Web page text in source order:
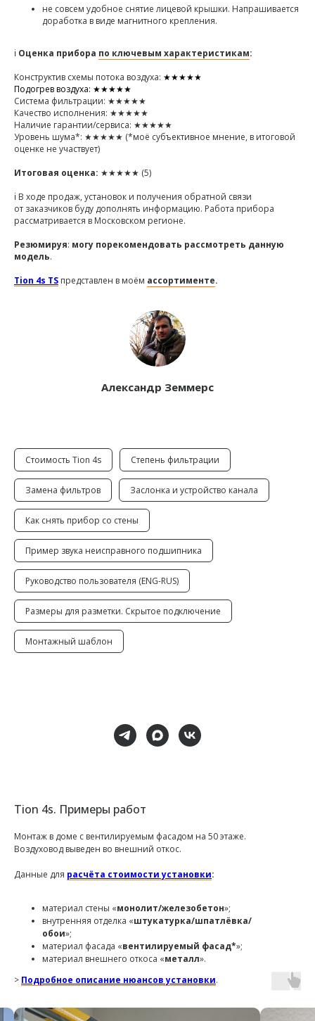
не совсем удобное снятие лицевой крышки. Напрашивается
доработка в виде магнитного крепления.
ℹ️ Оценка прибора по ключевым характеристикам:
Конструктив схемы потока воздуха: ★★★★★
Подогрев воздуха: ★★★★★
Система фильтрации: ★★★★★
Качество исполнения: ★★★★★
Наличие гарантии/сервиса: ★★★★★
Уровень шума*: ★★★★★ (*моё субъективное мнение, в итоговой
оценке не участвует)
Итоговая оценка: ★★★★★ (5)
ℹ️ В ходе продаж, установок и получения обратной связи
от заказчиков буду дополнять информацию. Работа прибора
рассматривается в Московском регионе.
Резюмируя: могу порекомендовать рассмотреть данную
модель.
Tion 4s TS представлен в моём ассортименте.
Александр Земмерс
Стоимость Tion 4s Степень фильтрации
Замена фильтров Заслонка и устройство канала
Как снять прибор со стены
Пример звука неисправного подшипника
Руководство пользователя (ENG-RUS)
Размеры для разметки. Скрытое подключение
Монтажный шаблон
Tion 4s. Примеры работ
Монтаж в доме с вентилируемым фасадом на 50 этаже.
Воздуховод выведен во внешний откос.
Данные для расчёта стоимости установки:
материал стены «монолит/железобетон»;
внутренняя отделка «штукатурка/шпатлёвка/
обои»;
материал фасада «вентилируемый фасад*»;
материал внешнего откоса «металл».
> Подробное описание нюансов установки.